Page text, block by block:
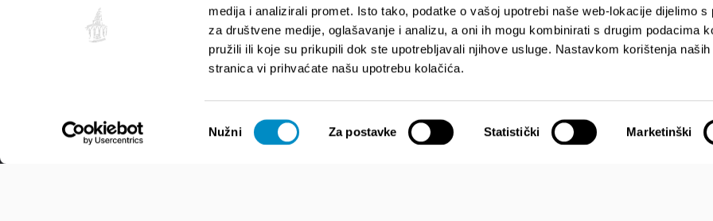
medija i analizirali promet. Isto tako, podatke o vašoj upotrebi naše web-lokacije dijelimo s
za društvene medije, oglašavanje i analizu, a oni ih mogu kombinirati s drugim podacima
pružili ili koje su prikupili dok ste upotrebljavali njihove usluge. Nastavkom korištenja
stranica vi prihvaćate našu upotrebu kolačića.
pristanka
Nužni Za postavke Statistički Marketinški
Znameniti Splićani
Interaktivna karta Splita
Turističke agencije
Turistički vodiči